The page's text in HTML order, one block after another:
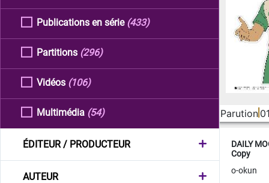
Publications en série (433)
Partitions (296)
Vidéos (106)
Multimédia (54)
ÉDITEUR / PRODUCTEUR
AUTEUR
Parution
DAILY
Copy
o-okun